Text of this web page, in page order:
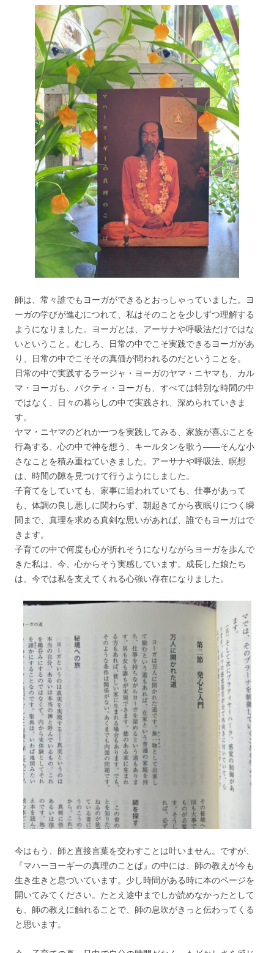
師は、常々誰でもヨーガができるとおっしゃっていました。ヨ
ーガの学びが進むにつれて、私はそのことを少しずつ理解する
ようになりました。ヨーガとは、アーサナや呼吸法だけではな
いということ。むしろ、日常の中でこそ実践できるヨーガがあ
り、日常の中でこそその真価が問われるのだということを。
日常の中で実践するラージャ・ヨーガのヤマ・ニヤマも、カル
マ・ヨーガも、バクティ・ヨーガも、すべては特別な時間の中
ではなく、日々の暮らしの中で実践され、深められていきま
す。
ヤマ・ニヤマのどれか一つを実践してみる、家族が喜ぶことを
行為する、心の中で神を想う、キールタンを歌う――そんな小
さなことを積み重ねていきました。アーサナや呼吸法、瞑想
は、時間の隙を見つけて行うようにしました。
子育てをしていても、家事に追われていても、仕事があって
も、体調の良し悪しに関わらず、朝起きてから夜眠りにつく瞬
間まで、真理を求める真剣な思いがあれば、誰でもヨーガはで
きます。
子育ての中で何度も心が折れそうになりながらヨーガを歩んで
きた私は、今、心からそう実感しています。成長した娘たち
は、今では私を支えてくれる心強い存在になりました。
今はもう、師と直接言葉を交わすことは叶いません。ですが、
『マハーヨーギーの真理のことば』の中には、師の教えが今も
生き生きと息づいています。少し時間がある時に本のページを
開いてみてください。たとえ途中までしか読めなかったとして
も、師の教えに触れることで、師の息吹がきっと伝わってくる
と思います。